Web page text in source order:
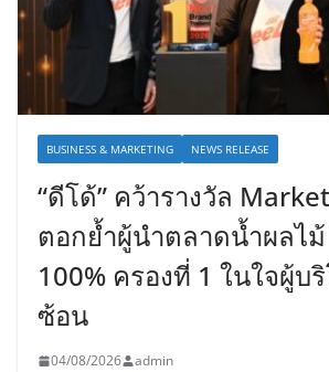
BUSINESS & MARKETING NEWS RELEASE
“ดีโด้” คว้ารางวัล
ตอกย้ำผู้นำตลาดน้ำผลไ
100% ครองที่ 1 ในใจผู้บ
ซ้อน
04/08/2026 admin